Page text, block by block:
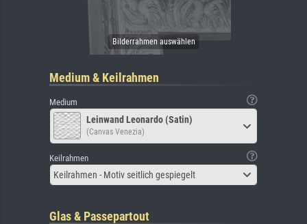
Medium & Keilrahmen
Medium
Leinwand Leonardo (Satin)
(Canvas Venezia)
Keilrahmen
Keilrahmen - Motiv seitlich gespiegelt
Glas & Passepartout